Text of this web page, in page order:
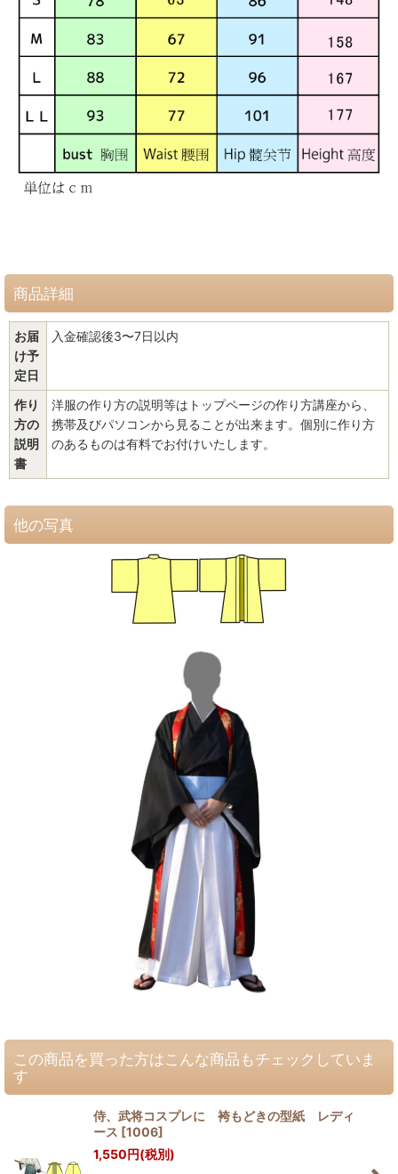
商品詳細
お届
け予
定日
入金確認後3〜7日以内
作り
方の
説明
書
洋服の作り方の説明等はトップページの作り方講座から、
携帯及びパソコンから見ることが出来ます。個別に作り方
のあるものは有料でお付けいたします。
他の写真
この商品を買った方はこんな商品もチェックしていま
す
侍、武将コスプレに 袴もどきの型紙 レディ
ース [1006]
1,550円(税別)